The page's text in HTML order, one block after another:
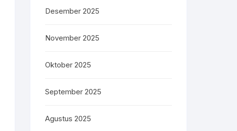
Desember 2025
November 2025
Oktober 2025
September 2025
Agustus 2025